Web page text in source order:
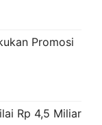
Promosi
Rp 4,5 Miliar